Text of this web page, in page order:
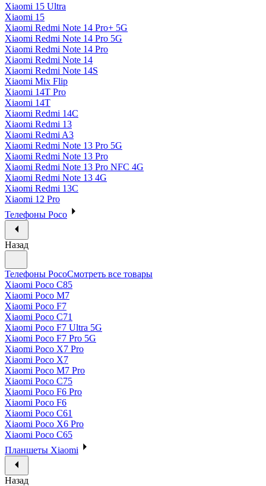
Xiaomi 15 Ultra
Xiaomi 15
Xiaomi Redmi Note 14 Pro+ 5G
Xiaomi Redmi Note 14 Pro 5G
Xiaomi Redmi Note 14 Pro
Xiaomi Redmi Note 14
Xiaomi Redmi Note 14S
Xiaomi Mix Flip
Xiaomi 14T Pro
Xiaomi 14T
Xiaomi Redmi 14C
Xiaomi Redmi 13
Xiaomi Redmi A3
Xiaomi Redmi Note 13 Pro 5G
Xiaomi Redmi Note 13 Pro
Xiaomi Redmi Note 13 Pro NFC 4G
Xiaomi Redmi Note 13 4G
Xiaomi Redmi 13C
Xiaomi 12 Pro
Телефоны Poco
Назад
Телефоны PocoСмотреть все товары
Xiaomi Poco C85
Xiaomi Poco M7
Xiaomi Poco F7
Xiaomi Poco C71
Xiaomi Poco F7 Ultra 5G
Xiaomi Poco F7 Pro 5G
Xiaomi Poco X7 Pro
Xiaomi Poco X7
Xiaomi Poco M7 Pro
Xiaomi Poco C75
Xiaomi Poco F6 Pro
Xiaomi Poco F6
Xiaomi Poco C61
Xiaomi Poco X6 Pro
Xiaomi Poco C65
Планшеты Xiaomi
Назад